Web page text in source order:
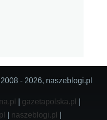
- 2026, naszeblogi.pl
gazetapolska.pl
naszeblogi.pl